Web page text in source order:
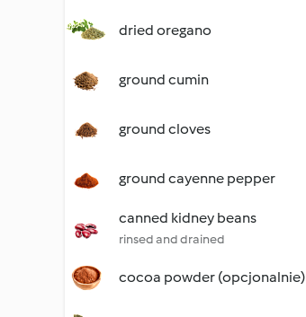
dried oregano
ground cumin
ground cloves
ground cayenne pepper
canned kidney beans
rinsed and drained
cocoa powder (opcjonalnie)